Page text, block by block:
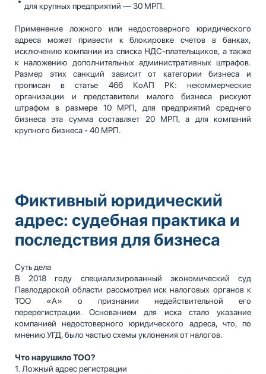
для крупных предприятий — 30 МРП.
Применение ложного или недостоверного юридического
адреса может привести к блокировке счетов в банках,
исключению компании из списка НДС-плательщиков, а также
к наложению дополнительных административных штрафов.
Размер этих санкций зависит от категории бизнеса и
прописан в статье 466 КоАП РК: некоммерческие
организации и представители малого бизнеса рискуют
штрафом в размере 10 МРП, для предприятий среднего
бизнеса эта сумма составляет 20 МРП, а для компаний
крупного бизнеса - 40 МРП.
Фиктивный юридический
адрес: судебная практика и
последствия для бизнеса
Суть дела
В 2018 году специализированный экономический суд
Павлодарской области рассмотрел иск налоговых органов к
ТОО «А» о признании недействительной его
перерегистрации. Основанием для иска стало указание
компанией недостоверного юридического адреса, что, по
мнению УГД, было частью схемы уклонения от налогов.
Что нарушило ТОО?
1. Ложный адрес регистрации